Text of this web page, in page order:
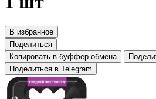
В избранное
Поделиться
Копировать в буффер обмена
Поделиться в Telegram